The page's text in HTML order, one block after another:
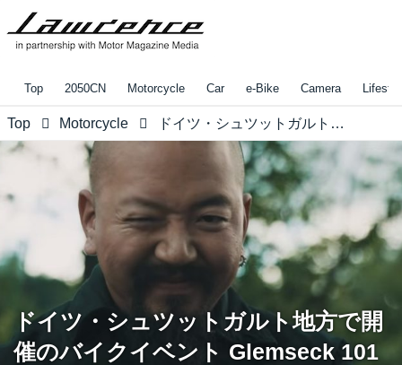
Top 2050CN Motorcycle Car e-Bike Camera
Top Motorcycle ドイツ・シュツットガルト地方で開催のバイクイベント Glemseck 101 in 2015が9月に開催。われらの宮澤さんも楽しんでるぞ。
ドイツ・シュツットガルト地方で開
催のバイクイベント Glemseck 101